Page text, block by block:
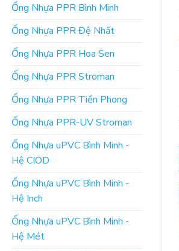
Ống Nhựa PPR Bình Minh
Ống Nhựa PPR Đệ Nhất
Ống Nhựa PPR Hoa Sen
Ống Nhựa PPR Stroman
Ống Nhựa PPR Tiền Phong
Ống Nhựa PPR-UV Stroman
Ống Nhựa uPVC Bình Minh -
Hệ CIOD
Ống Nhựa uPVC Bình Minh -
Hệ Inch
Ống Nhựa uPVC Bình Minh -
Hệ Mét